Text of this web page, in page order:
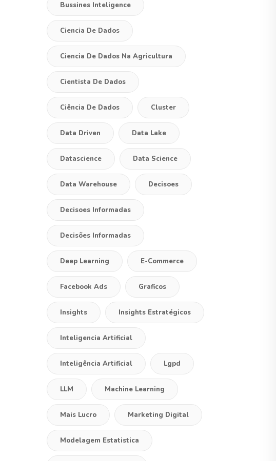
Bussines Inteligence
Ciencia De Dados
Ciencia De Dados Na Agricultura
Cientista De Dados
Ciência De Dados Cluster
Data Driven Data Lake
Datascience Data Science
Data Warehouse Decisoes
Decisoes Informadas
Decisões Informadas
Deep Learning E-Commerce
Facebook Ads Graficos
Insights Insights Estratégicos
Inteligencia Artificial
Inteligência Artificial Lgpd
LLM Machine Learning
Mais Lucro Marketing Digital
Modelagem Estatistica